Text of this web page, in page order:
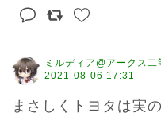
ミルディア@アークス二
2021-08-06 17:31
まさしくトヨタは実